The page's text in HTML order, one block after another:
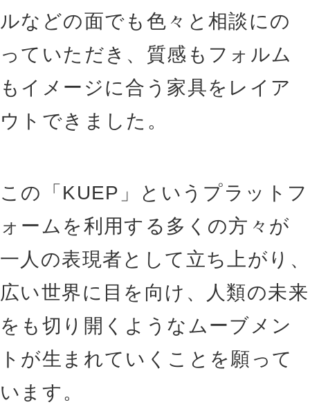
ルなどの面でも色々と相談にの
っていただき、質感もフォルム
もイメージに合う家具をレイア
ウトできました。
この「KUEP」というプラットフ
ォームを利用する多くの方々が
一人の表現者として立ち上がり、
広い世界に目を向け、人類の未来
をも切り開くようなムーブメン
トが生まれていくことを願って
います。